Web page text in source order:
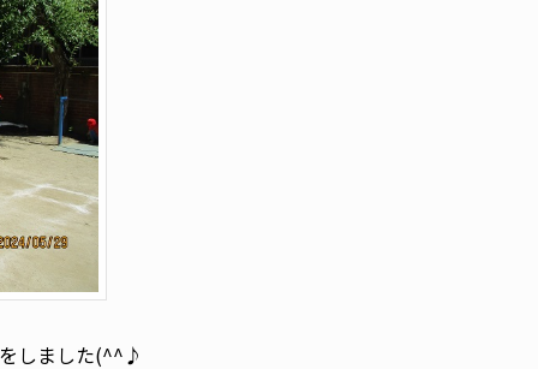
しました(^^♪